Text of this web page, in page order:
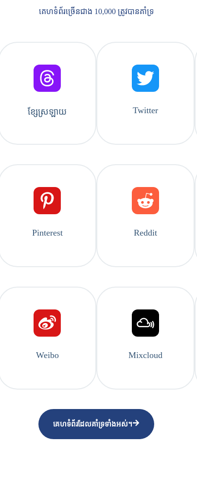
គេហទំព័រច្រើនជាង 10,000 ត្រូវបានគាំទ្រ
ខ្សែស្រឡាយ Twitter
Pinterest Reddit
Weibo Mixcloud
គេហទំព័រដែលគាំទ្រទាំងអស់។